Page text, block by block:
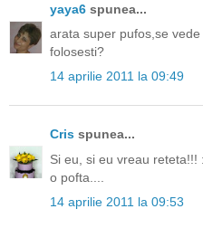
yaya6 spunea...
arata super pufos,se
folosesti?
14 aprilie 2011 la 09:49
Cris spunea...
Si eu, si eu vreau
o pofta....
14 aprilie 2011 la 09:53